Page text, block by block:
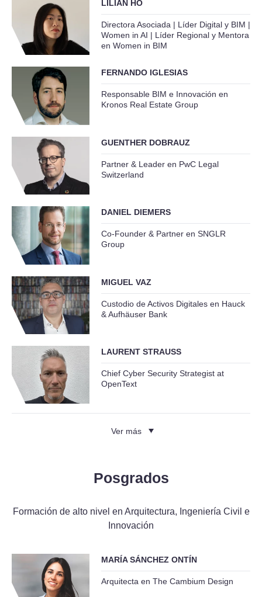
LILIAN HO
Directora Asociada | Líder Digital y BIM |
Women in AI | Líder Regional y Mentora
en Women in BIM
FERNANDO IGLESIAS
Responsable BIM e Innovación en
Kronos Real Estate Group
GUENTHER DOBRAUZ
Partner & Leader en PwC Legal
Switzerland
DANIEL DIEMERS
Co-Founder & Partner en SNGLR
Group
MIGUEL VAZ
Custodio de Activos Digitales en Hauck
& Aufhäuser Bank
LAURENT STRAUSS
Chief Cyber Security Strategist at
OpenText
Ver más
Posgrados
Formación de alto nivel en Arquitectura, Ingeniería Civil e
Innovación
MARÍA SÁNCHEZ ONTÍN
Arquitecta en The Cambium Design